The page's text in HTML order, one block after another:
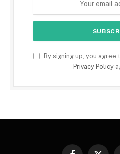
By signing up, you agree
Privacy Policy